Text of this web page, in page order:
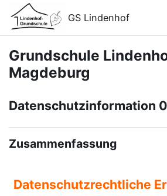
Zum Hauptinhalt
Support zur Barrierefreiheit
GS Lindenhof
Grundschule
Magdeburg
Datenschutzinformation
Zusammenfassung
Datenschutzrechtliche